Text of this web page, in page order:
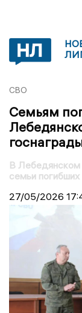
СВО
Семьям
В Лебедянском
семьи
27/05/2026